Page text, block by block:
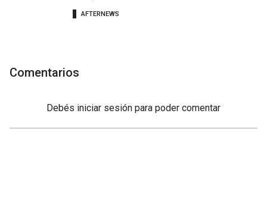
AFTERNEWS
Comentarios
Debés iniciar sesión para poder comentar